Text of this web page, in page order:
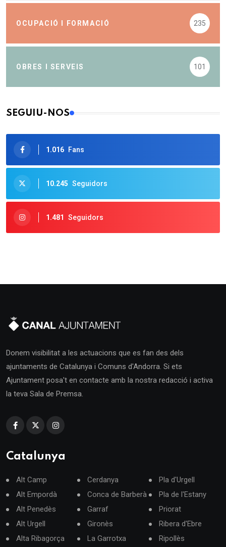
OCUPACIÓ I FORMACIÓ 235
OBRES I SERVEIS 101
SEGUIU-NOS
1.016 Fans
10.245 Seguidors
1.481 Seguidors
Donem visibilitat a les actuacions que es fan des dels
ajuntaments de Catalunya i Comuns d'Andorra. Si ets
Ajuntament posa't en contacte amb la nostra redacció i activa
la teva Sala de Premsa.
Catalunya
Alt Camp
Alt Empordà
Alt Penedès
Alt Urgell
Alta Ribagorça
Cerdanya
Conca de Barberà
Garraf
Gironès
La Garrotxa
Pla d'Urgell
Pla de l'Estany
Priorat
Ribera d'Ebre
Ripollès